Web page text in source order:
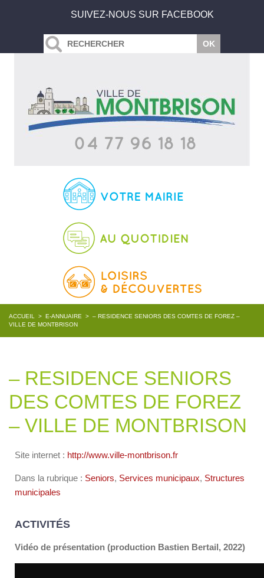
SUIVEZ-NOUS SUR FACEBOOK
ACCUEIL > E-ANNUAIRE > – RESIDENCE SENIORS DES COMTES DE FOREZ –
VILLE DE MONTBRISON
– RESIDENCE SENIORS
DES COMTES DE FOREZ
– VILLE DE MONTBRISON
Site internet : http://www.ville-montbrison.fr
Dans la rubrique : Seniors, Services municipaux, Structures
municipales
ACTIVITÉS
Vidéo de présentation (production Bastien Bertail, 2022)